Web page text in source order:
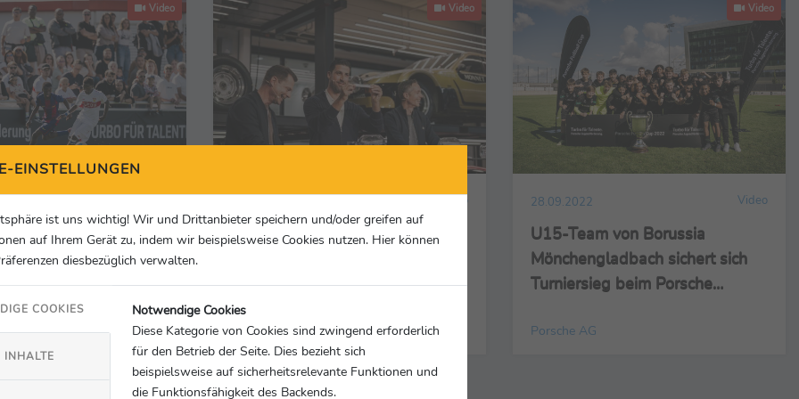
Video
Video
Cup: RB
Salzburg und
sichern sich
Video
Video
Gruppenauslosung im Porsche
Porsche Fußball Cup steht fest
Porsche AG
Video
28.09.2022 Video
U15-Team von Borussia
Mönchengladbach sichert sich
Turniersieg beim Porsche
Porsche AG
EINSTELLUNGEN
ist uns wichtig! Wir und Drittanbieter speichern und/oder greifen auf
auf Ihrem Gerät zu, indem wir beispielsweise Cookies nutzen. Hier können
diesbezüglich verwalten.
COOKIES
INHALTE
Notwendige Cookies
Diese Kategorie von Cookies sind zwingend erforderlich
für den Betrieb der Seite. Dies bezieht sich
beispielsweise auf sicherheitsrelevante Funktionen und
die Funktionsfähigkeit des Backends.